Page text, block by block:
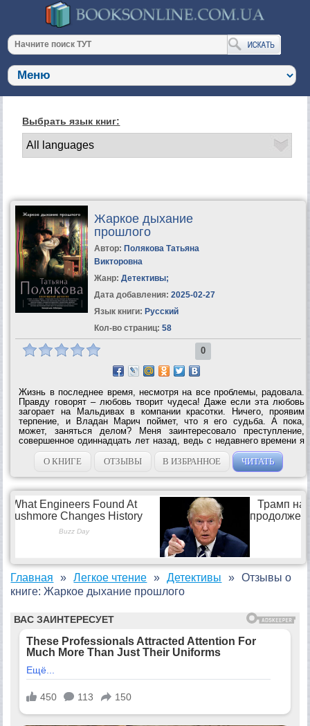
Выбрать язык книг:
Жаркое дыхание
прошлого
Автор: Полякова Татьяна
Викторовна
Жанр: Детективы;
Дата добавления: 2025-02-27
Язык книги: Русский
Кол-во страниц: 58
0
Жизнь в последнее время, несмотря на все проблемы, радовала.
Правду говорят – любовь творит чудеса! Даже если эта любовь
загорает на Мальдивах в компании красотки. Ничего, проявим
терпение, и Владан Марич поймет, что я его судьба. А пока,
может, заняться делом? Меня заинтересовало преступление,
совершенное одиннадцать лет назад, ведь с недавнего времени я
сыщик, помощник сыщика или секретарь… не важно. Одним
словом, это теперь моя...
О КНИГЕ ОТЗЫВЫ В ИЗБРАННОЕ ЧИТАТЬ
Главная Легкое чтение Детективы
Отзывы о
книге: Жаркое дыхание прошлого